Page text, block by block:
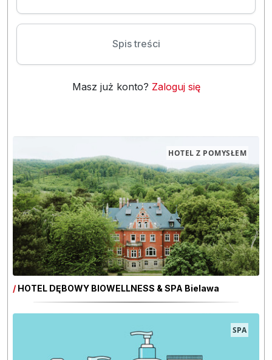
Spis treści
Masz już konto? Zaloguj się
HOTEL Z POMYSŁEM
/ HOTEL DĘBOWY BIOWELLNESS & SPA Bielawa
SPA